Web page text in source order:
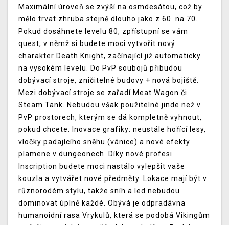
Maximální úroveň se zvýší na osmdesátou, což by
mělo trvat zhruba stejně dlouho jako z 60. na 70.
Pokud dosáhnete levelu 80, zpřístupní se vám
quest, v němž si budete moci vytvořit nový
charakter Death Knight, začínající již automaticky
na vysokém levelu. Do PvP soubojů přibudou
dobývací stroje, zničitelné budovy + nová bojiště.
Mezi dobývací stroje se zařadí Meat Wagon či
Steam Tank. Nebudou však použitelné jinde než v
PvP prostorech, kterým se dá kompletně vyhnout,
pokud chcete. Inovace grafiky: neustále hořící lesy,
vločky padajícího sněhu (vánice) a nové efekty
plamene v dungeonech. Díky nové profesi
Inscription budete moci nastálo vylepšit vaše
kouzla a vytvářet nové předměty. Lokace mají být v
různorodém stylu, takže sníh a led nebudou
dominovat úplně každé. Obývá je odpradávna
humanoidní rasa Vrykulů, která se podobá Vikingům